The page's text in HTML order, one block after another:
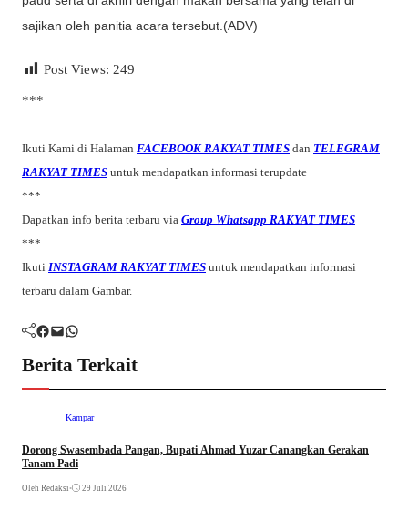
sajikan oleh panitia acara tersebut.(ADV)
Post Views: 249
***
Ikuti Kami di Halaman FACEBOOK RAKYAT TIMES dan TELEGRAM
RAKYAT TIMES untuk mendapatkan informasi terupdate
***
Dapatkan info berita terbaru via Group Whatsapp RAKYAT TIMES
***
Ikuti INSTAGRAM RAKYAT TIMES untuk mendapatkan informasi
terbaru dalam Gambar.
Facebook Mail WhatsApp
Berita Terkait
Kampar
Dorong Swasembada Pangan, Bupati Ahmad Yuzar Canangkan Gerakan
Tanam Padi
Oleh Redaksi • 29 Juli 2026